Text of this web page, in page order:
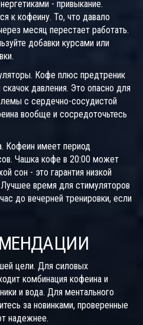
- привыкание.
к кофеину. То, что давало
месяц перестает работать.
добавки курсами или
Кофе плюс предтреник
давления. Это опасно для
с сердечно-сосудистой
вообще и сосредоточьтесь
Кофеин имеет период
Чашка кофе в 20:00 может
сон - это гарантия низкой
время для стимуляторов
до вечерней тренировки, если
цели. Для силовых
комбинация кофеина и
и вода. Для ментального
за новинками, проверенные
надежнее.